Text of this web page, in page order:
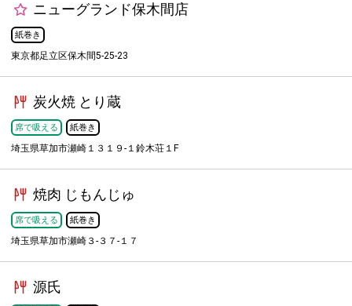
ニューグランド保木間店
紙巻き
東京都足立区保木間5-25-23
炭火焼 とり蔵
席で吸える 紙巻き
埼玉県草加市瀬崎１３１９-１鈴木荘１F
焼肉 じもんじゅ
席で吸える 紙巻き
埼玉県草加市瀬崎３-３７-１７
源氏